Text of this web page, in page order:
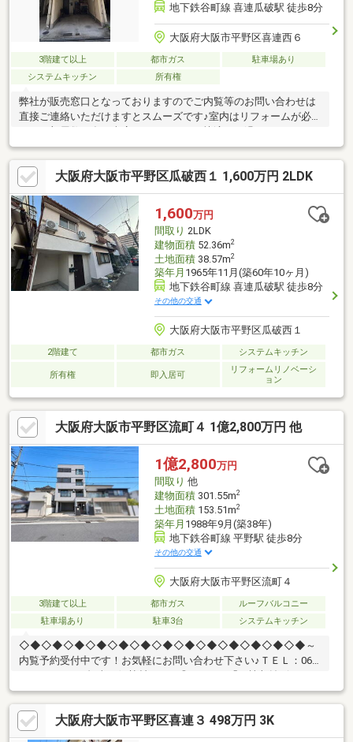
地下鉄谷町線 喜連瓜破駅 徒歩8分
大阪府大阪市平野区喜連西６
3階建て以上 都市ガス
駐車場あり
システムキッチン
所有権
弊社が販売窓口となっておりますのでご内覧等のお問い合わせは
直接ご連絡いただけますとスムーズです♪室内はリフォームが必要
ます♪
大阪府大阪市平野区瓜破西１ 1,600万円 2LDK
1,600万円
間取り 2LDK
建物面積52.36m2
土地面積38.57m2
築年月 1965年11月(築60年10ヶ月)
地下鉄谷町線 喜連瓜破駅 徒歩8分
その他の交通
大阪府大阪市平野区瓜破西１
2階建て 都市ガス システムキッチン
所有権 即入居可
リフォームリノベーシ
ョン
大阪府大阪市平野区流町４ 1億2,800万円 他
1億2,800万円
間取り 他
建物面積301.55m2
土地面積153.51m2
築年月 1988年9月(築38年)
地下鉄谷町線 平野駅 徒歩8分
その他の交通
大阪府大阪市平野区流町４
3階建て以上 都市ガス
ルーフバルコニー
駐車場あり
駐車3台 システムキッチン
◇◆◇◆◇◆◇◆◇◆◇◆◇◆◇◆◇◆◇◆◇◆◇◆◇◆～
内覧予約受付中です！お気軽にお問い合わせ下さい♪ＴＥＬ：06-
4701-9608 （担当：伊勢村）まで◎Point1 「一棟収益ビル」
テナント・事務所・住居・様々な活用方法ございます！住居部分
ご住まいになりその他のお部屋で賃貸収益♪◎Point2 「地下鉄谷
町線」 地下鉄谷町線・徒歩平野駅8分！スーパー、薬局、コンビ
ニ、病院等充実の地域で豊かな生活エリア♪◎Point3 「リフォー
大阪府大阪市平野区喜連３ 498万円 3K